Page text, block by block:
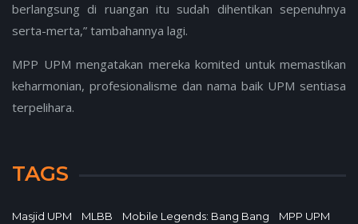
berlangsung di ruangan itu sudah dihentikan sepenuhnya
serta-merta,” tambahannya lagi.
MPP UPM mengatakan mereka komited untuk memastikan
keharmonian, profesionalisme dan nama baik UPM sentiasa
terpelihara.
TAGS
Masjid UPM MLBB Mobile Legends: Bang Bang MPP UPM